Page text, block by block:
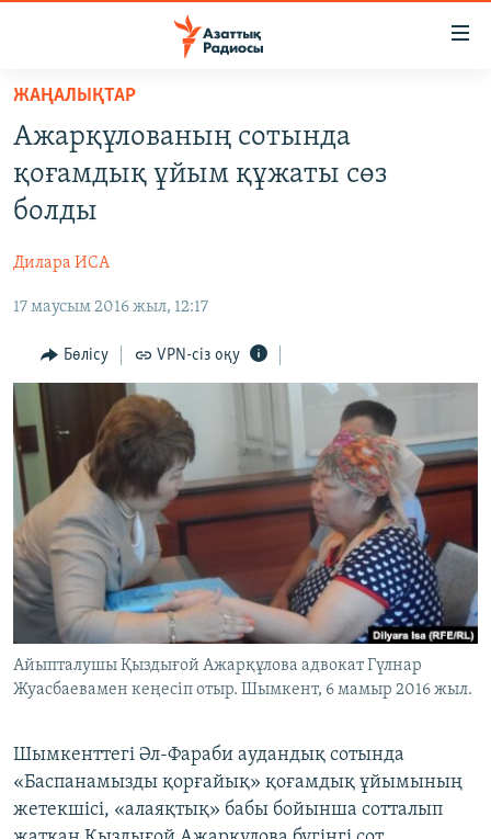
Skip
main
content
Skip
main
Navigation
Skip
Search
САЯСАТ
AZATTYQTV
АДАМ ҚҰҚЫҚТАРЫ
ӘЛЕУМЕТ
ӘЛЕМ
АРНАЙЫ ЖОБАЛАР
Русский
ЖАЗЫЛЫҢЫЗ
Басқа тілдерде
ЖАҢАЛЫҚТАР
Ажарқұлованың сотында
қоғамдық ұйым құжаты сөз
болды
Дилара ИСА
17 маусым 2016 жыл, 12:17
Бөлісу VPN-сіз оқу
Айыпталушы Қыздығой Ажарқұлова адвокат Гүлнар
Жуасбаевамен кеңесіп отыр. Шымкент, 6 мамыр 2016 жыл.
Шымкенттегі Әл-Фараби аудандық сотында
«Баспанамызды қорғайық» қоғамдық ұйымының
жетекшісі, «алаяқтық» бабы бойынша сотталып